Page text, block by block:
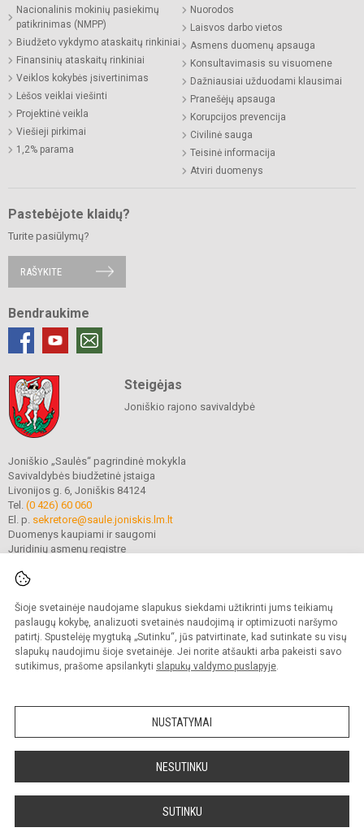
Šioje svetainėje naudojame slapukus siekdami užtikrinti jums teikiamų
paslaugų kokybę, analizuoti svetainės naudojimą ir optimizuoti naršymo
patirtį. Spustelėję mygtuką „Sutinku“, jūs patvirtinate, kad sutinkate su visų
slapukų naudojimu šioje svetainėje. Jei norite atšaukti arba pakeisti savo
sutikimus, prašome apsilankyti slapukų valdymo puslapyje.
NUSTATYMAI
NESUTINKU
SUTINKU
Nacionalinis mokinių pasiekimų
patikrinimas (NMPP)
Biudžeto vykdymo ataskaitų rinkiniai
Finansinių ataskaitų rinkiniai
Veiklos kokybės įsivertinimas
Lėšos veiklai viešinti
Projektinė veikla
Viešieji pirkimai
1,2% parama
Nuorodos
Laisvos darbo vietos
Asmens duomenų apsauga
Konsultavimasis su visuomene
Dažniausiai užduodami klausimai
Pranešėjų apsauga
Korupcijos prevencija
Civilinė sauga
Teisinė informacija
Atviri duomenys
Pastebėjote klaidų?
Turite pasiūlymų?
RAŠYKITE
Bendraukime
Steigėjas
Joniškio rajono savivaldybė
Joniškio „Saulės“ pagrindinė mokykla
Savivaldybės biudžetinė įstaiga
Livonijos g. 6, Joniškis 84124
Tel. (0 426) 60 060
El. p. sekretore@saule.joniskis.lm.lt
Duomenys kaupiami ir saugomi
Juridinių asmenų registre
© 2023. Joniškio „Saulės“ pagrindinė mokykla. Visos teisės saugomos.
Kopijuoti turinį be raštiško įstaigos administracijos sutikimo griežtai draudžiama.
Versija neįgaliesiems Slapukų politika